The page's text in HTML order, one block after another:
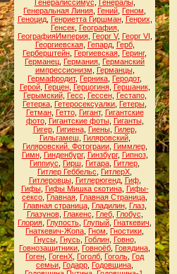
Генералиссимус
Генералы,
Генеральная Линия Гений Геном
Геноцид, Генриетта Гиршман, Генрих
Генсек, География,
ГеографияИмперия, Георг V, Георг VI
Георгиевская, Гепард, Герб,
Герберштейн Гергиевская Геринг,
Германец Германия Германский
импрессионизм
Германцы,
Гермафродит, Герника Геродот,
Герой, Герцен, Герцогиня, Гершаник,
Герымский, Гесс Гессен, Гестапо,
Гетерка Гетеросексуалки Гетеры
Гетман, Гетто, Гигант, Гигантские
фото, Гигантские фоты, Гиганты,
Гигер, Гигиена, Гиены, Гилер,
Гильгамеш
Гиляровский,
Гиляровский. Фотограии, Гиммлер,
Гимн, Гинденбург, Гинзбург, Гипноз,
Гиппиус
Гирш Гитара Гитлер
Гитлер Геббельс
ГитлерХ
Гитлеровцы, Гитлерюгенд, Гиф,
Гифы, Гифы Мишка скотина, Гифы-
сексо Главная Главная Страница
Главная страница, Гладилин, Глаз,
Глазунов, Глакенс Глеб, Глобус
Глория Глупость Глупый Гнаткевич
Гнаткевич-Жопа Гном Гностики
Гнусы, Гнусь, Гоблин, Говно,
Говнозащитники Говноёб Говядина
Гоген ГогенХ Гоголб Гоголь Год
семьи Годарр Годовщина